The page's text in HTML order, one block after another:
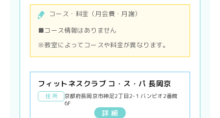
コース・料金（月会費・月謝）
■コース情報はありません
※教室によってコースや料金が異なります。
フィットネスクラブ コ・ス・パ 長岡京
住 所
京都府長岡京市神足2丁目2-1 バンビオ2番館
6F
詳 細